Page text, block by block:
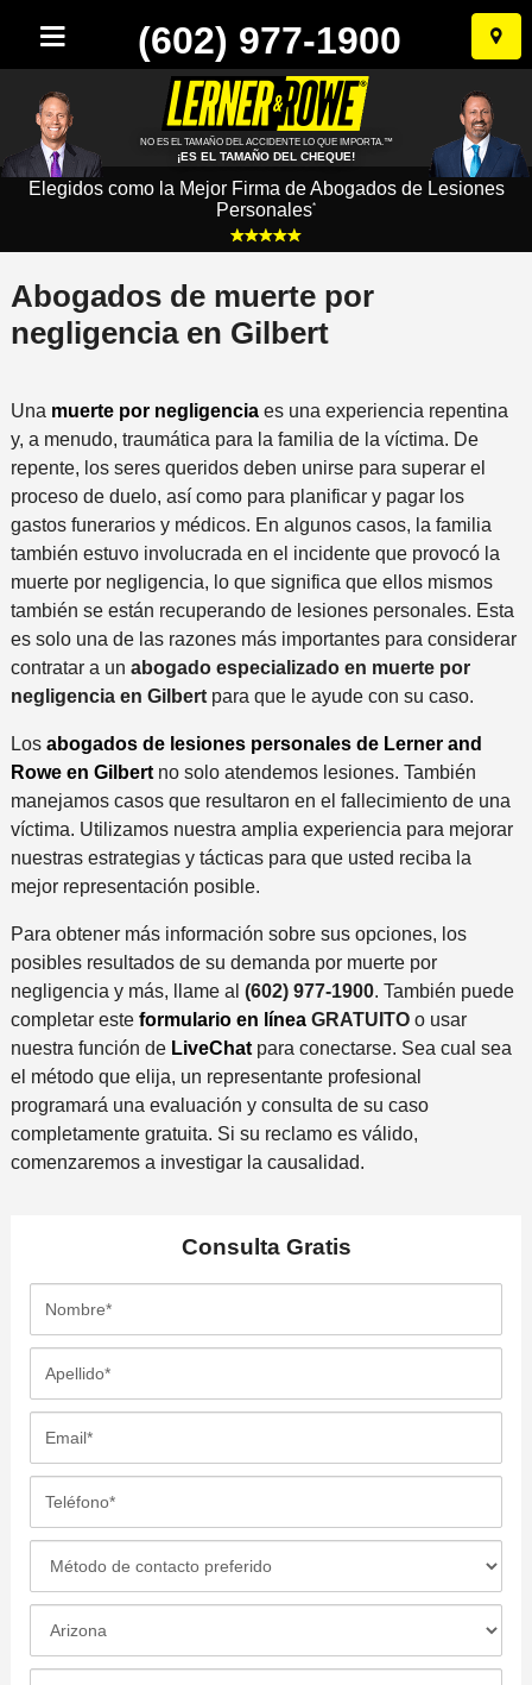
Ir
al
(602) 977-1900
NO ES EL TAMAÑO DEL ACCIDENTE LO QUE IMPORTA.™
¡ES EL TAMAÑO DEL CHEQUE!
Elegidos como la Mejor Firma de Abogados de Lesiones
Personales*
Abogados de muerte por
negligencia en Gilbert
Una muerte por negligenciaes una experiencia repentina
y, a menudo, traumática para la familia de la víctima. De
repente, los seres queridos deben unirse para superar el
proceso de duelo, así como para planificar y pagar los
gastos funerarios y médicos. En algunos casos, la familia
también estuvo involucrada en el incidente que provocó la
muerte por negligencia, lo que significa que ellos mismos
también se están recuperando de lesiones personales. Esta
es solo una de las razones más importantes para considerar
contratar a un abogado especializado en muerte por
negligencia en Gilbertpara que le ayude con su caso.
Los abogados de lesiones personales de Lerner and
Rowe en Gilbertno solo atendemos lesiones. También
manejamos casos que resultaron en el fallecimiento de una
víctima. Utilizamos nuestra amplia experiencia para mejorar
nuestras estrategias y tácticas para que usted reciba la
mejor representación posible.
Para obtener más información sobre sus opciones, los
posibles resultados de su demanda por muerte por
negligencia y más, llame al (602) 977-1900. También puede
completar este formulario en líneaGRATUITOo usar
nuestra función de LiveChatpara conectarse. Sea cual sea
el método que elija, un representante profesional
programará una evaluación y consulta de su caso
completamente gratuita. Si su reclamo es válido,
comenzaremos a investigar la causalidad.
Consulta Gratis
m
r
*
e
l
d
*
a
ll
f
n
t
d
c